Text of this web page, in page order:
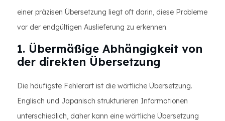
einer präzisen Übersetzung liegt oft darin, diese Probleme
vor der endgültigen Auslieferung zu erkennen.
1. Übermäßige Abhängigkeit von
der direkten Übersetzung
Die häufigste Fehlerart ist die wörtliche Übersetzung.
Englisch und Japanisch strukturieren Informationen
unterschiedlich, daher kann eine wörtliche Übersetzung